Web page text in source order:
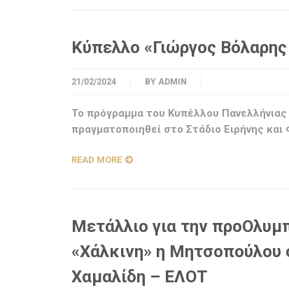
Κύπελλο «Γιώργος
21/02/2024 BY ADMIN
Το πρόγραμμα του Κυπέλλου
πραγματοποιηθεί στο Στάδιο Ειρήνης
READ MORE
Μετάλλιο για την
«Χάλκινη» η Μητσοπούλου
Χαμαλίδη – ΕΛΟΤ